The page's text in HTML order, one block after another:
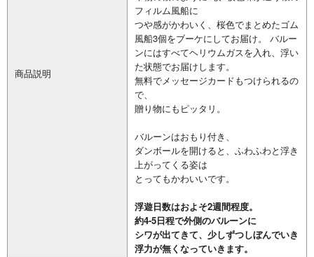
商品説明
フィルム風船に
つや感がかわいく、桜色でまとめたゴム
風船3個をブーケにしてお届け。
バルー
ンにはすべてヘリウムガスを入れ、浮い
た状態でお届けします。
無料でメッセージカードもつけられるの
で、
贈り物にもピッタリ。
バルーンはおもり付き、
ダンボールを開けると、ふわふわと浮き
上がってくる姿は
とってもかわいいです。
浮遊日数はおよそ2週間程度。
約4-5日程で外側のバルーンに
シワが出てきて、少しずつしぼんでいき
浮力が無くなっていきます。